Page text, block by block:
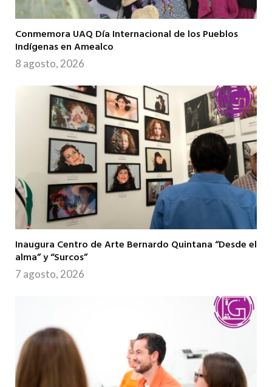
Conmemora UAQ Día Internacional de los Pueblos
Indígenas en Amealco
8 agosto, 2026
Inaugura Centro de Arte Bernardo Quintana “Desde el
alma” y “Surcos”
7 agosto, 2026